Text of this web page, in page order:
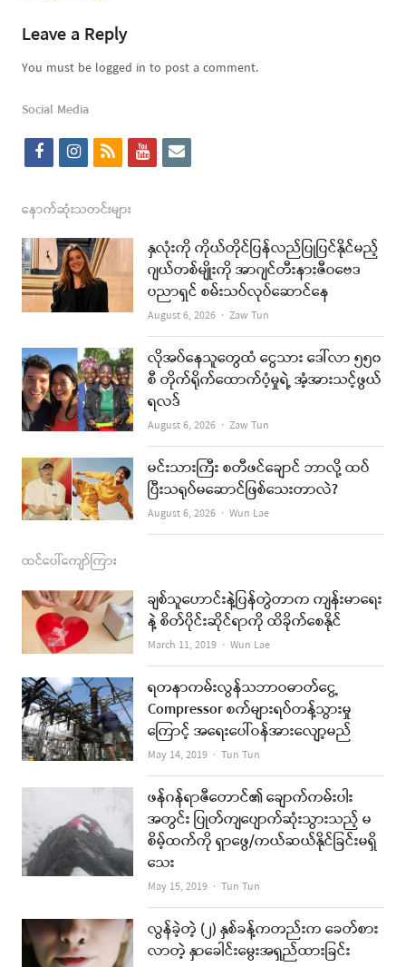
Leave a Reply
You must be logged in to post a comment.
Social Media
f
c
e
b
o
k
i
s
t
a
g
a
m
r
s
y
t
u
b
e
e
i
l
နောက်ဆုံးသတင်းများ
နှလုံးကို ကိုယ်တိုင်ပြန်လည်ပြုပြင်နိုင်မည့်
ဂျယ်တစ်မျိုးကို အာဂျင်တီးနားဇီဝဗေဒ
ပညာရှင် စမ်းသပ်လုပ်ဆောင်နေ
August 6, 2026 Author
Zaw Tun
လိုအပ်နေသူတွေထံ ငွေသား ဒေါ်လာ ၅၅၀
စီ တိုက်ရိုက်ထောက်ပံ့မှုရဲ့ အံ့အားသင့်ဖွယ်
ရလဒ်
August 6, 2026 Author
Zaw Tun
မင်းသားကြီး စတီဖင်ချောင် ဘာလို့ ထပ်
ပြီးသရုပ်မဆောင်ဖြစ်သေးတာလဲ?
August 6, 2026 Author
Wun Lae
ထင်ပေါ်ကျော်ကြား
ချစ်သူဟောင်းနဲ့ပြန်တွဲတာက ကျန်းမာရေး
နဲ့ စိတ်ပိုင်းဆိုင်ရာကို ထိခိုက်စေနိုင်
March 11, 2019 Author
Wun Lae
ရတနာကမ်းလွန်သဘာဝဓာတ်ငွေ့
Compressor စက်များရပ်တန့်သွားမှု
ကြောင့် အရေးပေါ်ဝန်အားလျော့မည်
May 14, 2019 Author
Tun Tun
ဖန်ဂန်ရာဇီတောင်၏ ချောက်ကမ်းပါး
အတွင်း ပြုတ်ကျပျောက်ဆုံးသွားသည့် မ
စိမ့်ထက်ကို ရှာဖွေ/ကယ်ဆယ်နိုင်ခြင်းမရှိ
သေး
May 15, 2019 Author
Tun Tun
လွန်ခဲ့တဲ့ (၂) နှစ်ခန့်ကတည်းက ခေတ်စား
လာတဲ့ နှာခေါင်းမွေးအရှည်ထားခြင်း